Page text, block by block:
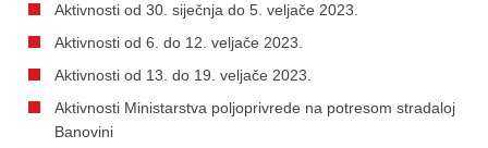
Aktivnosti od 30. siječnja do 5. veljače 2023.
Aktivnosti od 6. do 12. veljače 2023.
Aktivnosti od 13. do 19. veljače 2023.
Aktivnosti Ministarstva poljoprivrede na potresom stradaloj
Banovini